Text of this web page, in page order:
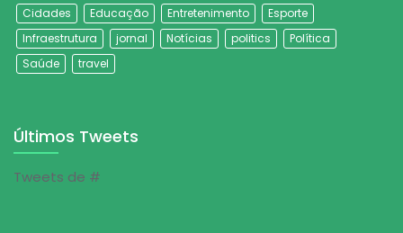
Cidades Educação Entretenimento
Esporte
Infraestrutura
jornal Notícias politics
Política
Saúde
travel
Últimos Tweets
Tweets de #